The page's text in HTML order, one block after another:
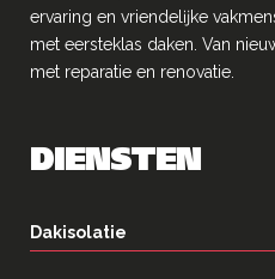
ervaring en vriendelĳke
met eersteklas daken. Van
met reparatie en renovatie.
DIENSTEN
Dakisolatie